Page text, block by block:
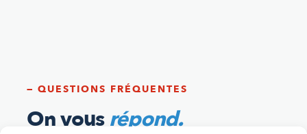
— QUESTIONS FRÉQUENTES
On vousrépond.